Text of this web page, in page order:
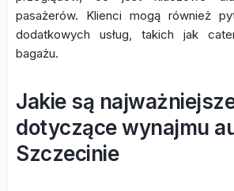
pasażerów. Klienci mogą również
dodatkowych usług, takich jak
bagażu.
Jakie są
dotyczące wynajmu
Szczecinie